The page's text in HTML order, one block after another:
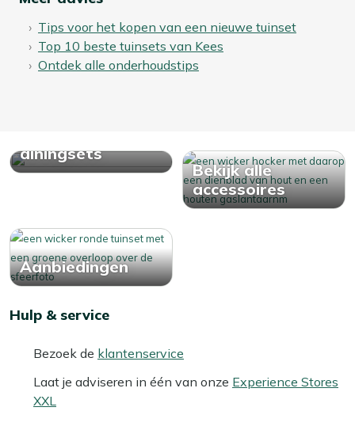
Tips voor het kopen van een nieuwe tuinset
Top 10 beste tuinsets van Kees
Ontdek alle onderhoudstips
diningsets
Bekijk alle
accessoires
Aanbiedingen
Hulp & service
Bezoek de klantenservice
Laat je adviseren in één van onze Experience Stores
XXL